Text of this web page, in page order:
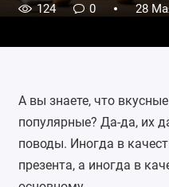
124 0 28
А вы знаете, что
популярные? Да-да, их
поводы. Иногда в
презента, а иногда в